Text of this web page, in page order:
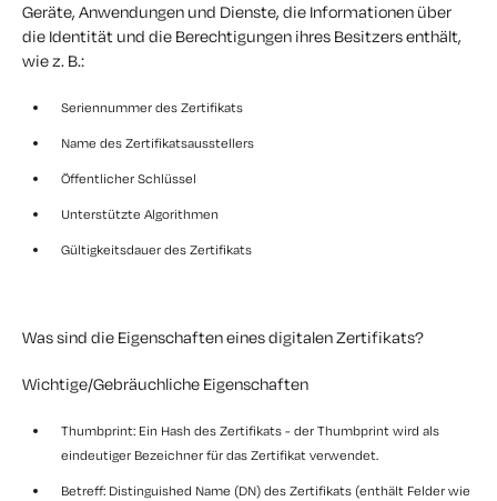
Geräte, Anwendungen und Dienste, die Informationen über
die Identität und die Berechtigungen ihres Besitzers enthält,
wie z. B.:
Seriennummer des Zertifikats
Name des Zertifikatsausstellers
Öffentlicher Schlüssel
Unterstützte Algorithmen
Gültigkeitsdauer des Zertifikats
Was sind die Eigenschaften eines digitalen Zertifikats?
Wichtige/Gebräuchliche Eigenschaften
Thumbprint: Ein Hash des Zertifikats - der Thumbprint wird als
eindeutiger Bezeichner für das Zertifikat verwendet.
Betreff: Distinguished Name (DN) des Zertifikats (enthält Felder wie